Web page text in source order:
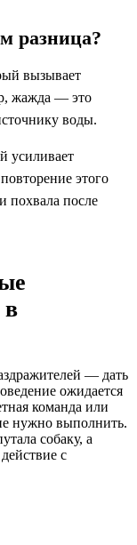
разница?
вызывает
жажда — это
воды.
усиливает
этого
похвала после
в
— дать
ожидается
команда или
нужно выполнить.
собаку, а
с